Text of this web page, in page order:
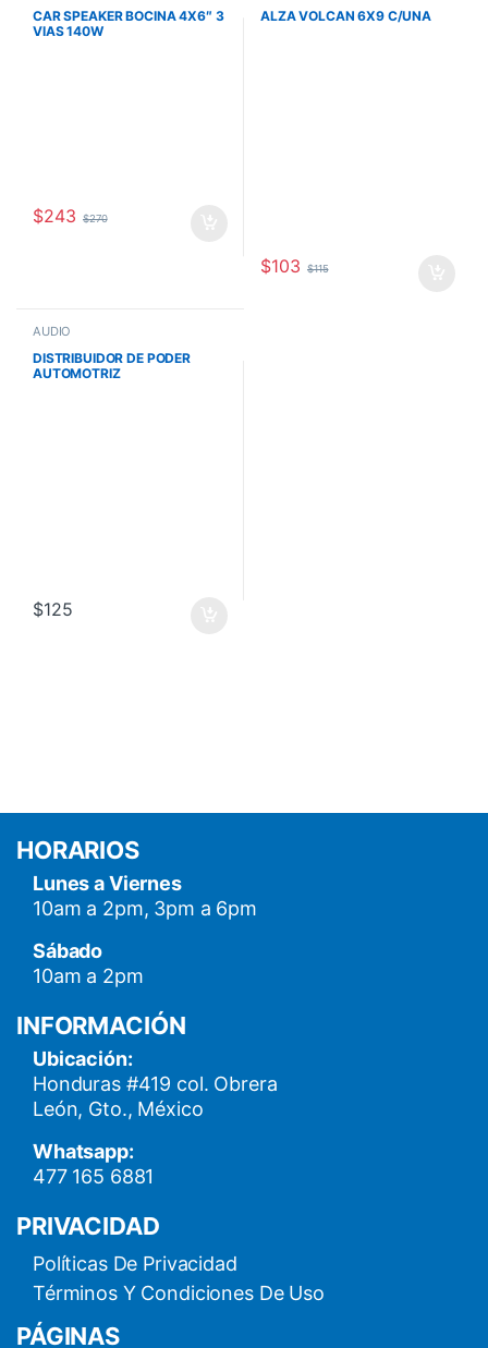
CAR SPEAKER BOCINA 4X6″ 3
VIAS 140W
$243 $270
ALZA VOLCAN 6X9 C/UNA
$103 $115
AUDIO
DISTRIBUIDOR DE PODER
AUTOMOTRIZ
$125
HORARIOS
Lunes a Viernes
10am a 2pm, 3pm a 6pm
Sábado
10am a 2pm
INFORMACIÓN
Ubicación:
Honduras #419 col. Obrera
León, Gto., México
Whatsapp:
477 165 6881
PRIVACIDAD
Políticas De Privacidad
Términos Y Condiciones De Uso
PÁGINAS